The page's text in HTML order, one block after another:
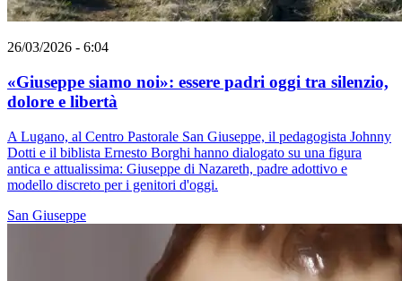
26/03/2026 - 6:04
«Giuseppe siamo noi»: essere padri oggi tra silenzio,
dolore e libertà
A Lugano, al Centro Pastorale San Giuseppe, il pedagogista Johnny
Dotti e il biblista Ernesto Borghi hanno dialogato su una figura
antica e attualissima: Giuseppe di Nazareth, padre adottivo e
modello discreto per i genitori d'oggi.
San Giuseppe